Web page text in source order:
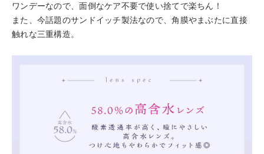
ワンデーなので、面倒なケア不要で使い捨てで楽ちん！
また、今話題のサンドイッチ製法なので、角膜やまぶたに直接
触れな三重構造。